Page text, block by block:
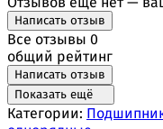
Написать отзыв
Все отзывы 0
общий рейтинг
Написать отзыв
Показать ещё
Категории: